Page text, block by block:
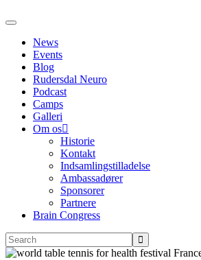
News
Events
Blog
Rudersdal Neuro
Podcast
Camps
Galleri
Om os
Historie
Kontakt
Indsamlingstilladelse
Ambassadører
Sponsorer
Partnere
Brain Congress